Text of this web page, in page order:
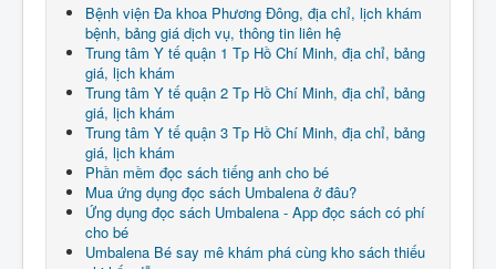
Bệnh viện Đa khoa Phương Đông, địa chỉ, lịch khám
bệnh, bảng giá dịch vụ, thông tin liên hệ
Trung tâm Y tế quận 1 Tp Hồ Chí Minh, địa chỉ, bảng
giá, lịch khám
Trung tâm Y tế quận 2 Tp Hồ Chí Minh, địa chỉ, bảng
giá, lịch khám
Trung tâm Y tế quận 3 Tp Hồ Chí Minh, địa chỉ, bảng
giá, lịch khám
Phần mềm đọc sách tiếng anh cho bé
Mua ứng dụng đọc sách Umbalena ở đâu?
Ứng dụng đọc sách Umbalena - App đọc sách có phí
cho bé
Umbalena Bé say mê khám phá cùng kho sách thiếu